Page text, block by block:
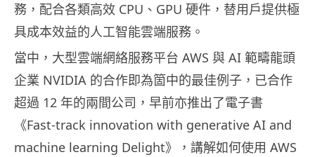
務，配合各類高效 CPU、GPU 硬件，替用戶提供極
具成本效益的人工智能雲端服務。
當中，大型雲端網絡服務平台 AWS 與 AI 範疇龍頭
企業 NVIDIA 的合作即為箇中的最佳例子，已合作
超過 12 年的兩間公司，早前亦推出了電子書
《Fast-track innovation with generative AI and
machine learning Delight》，講解如何使用 AWS